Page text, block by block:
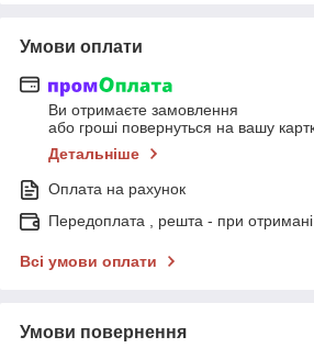
Умови оплати
Ви отримаєте замовлення
або гроші повернуться на вашу
Детальніше
Оплата на рахунок
Передоплата , решта - при
Всі умови оплати
Умови повернення